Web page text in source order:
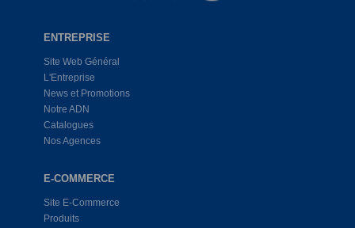
ENTREPRISE
Site Web Général
L'Entreprise
News et Promotions
Notre ADN
Catalogues
Nos Agences
E-COMMERCE
Site E-Commerce
Produits